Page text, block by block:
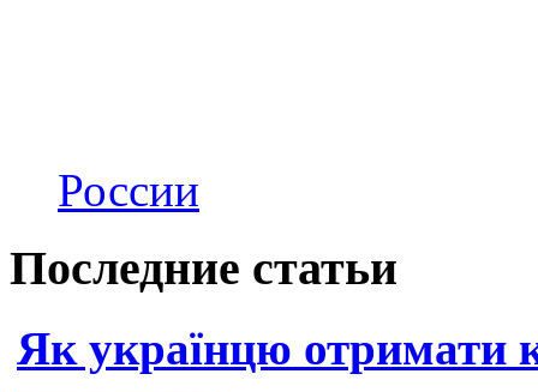
России
Последние статьи
Як українцю отримати